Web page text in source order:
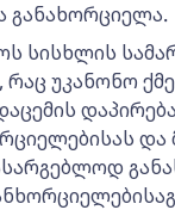
განახორციელა.
სისხლის
უკანონო
და